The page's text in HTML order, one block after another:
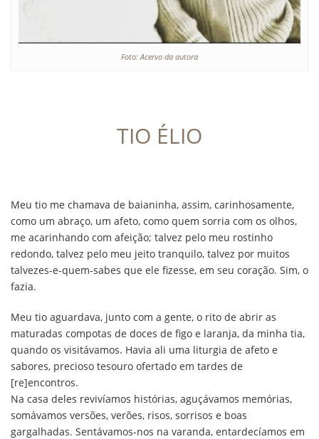
Foto: Acervo da autora
TIO ÉLIO
Meu tio me chamava de baianinha, assim, carinhosamente,
como um abraço, um afeto, como quem sorria com os olhos,
me acarinhando com afeição; talvez pelo meu rostinho
redondo, talvez pelo meu jeito tranquilo, talvez por muitos
talvezes-e-quem-sabes que ele fizesse, em seu coração. Sim, o
fazia.
Meu tio aguardava, junto com a gente, o rito de abrir as
maturadas compotas de doces de figo e laranja, da minha tia,
quando os visitávamos. Havia ali uma liturgia de afeto e
sabores, precioso tesouro ofertado em tardes de
[re]encontros.
Na casa deles revivíamos histórias, aguçávamos memórias,
somávamos versões, verões, risos, sorrisos e boas
gargalhadas. Sentávamos-nos na varanda, entardecíamos em